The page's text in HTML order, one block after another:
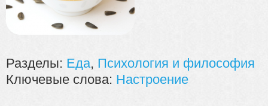
Разделы: Еда, Психология и философия
Ключевые слова: Настроение